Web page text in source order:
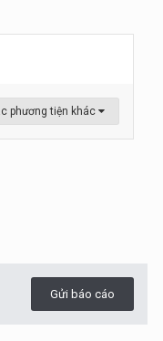
phương tiện khác
Gửi báo cáo